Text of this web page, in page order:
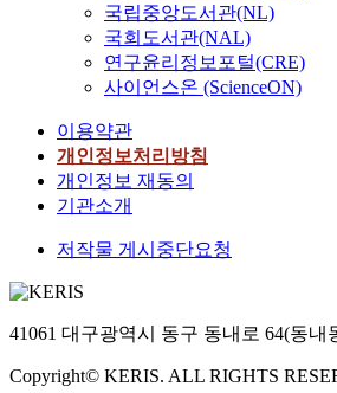
국립중앙도서관(NL)
국회도서관(NAL)
연구윤리정보포털(CRE)
사이언스온 (ScienceON)
이용약관
개인정보처리방침
개인정보 재동의
기관소개
저작물 게시중단요청
41061 대구광역시 동구 동내로 64(동내
Copyright© KERIS. ALL RIGHTS